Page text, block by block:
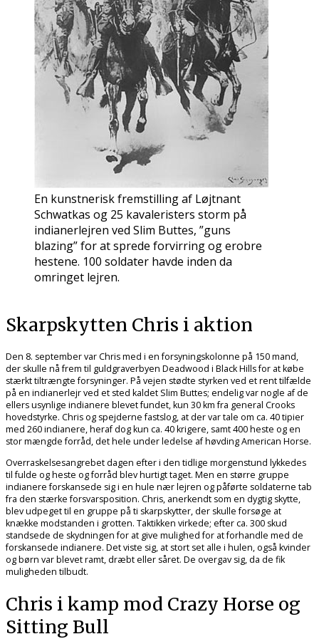
En kunstnerisk fremstilling af Løjtnant
Schwatkas og 25 kavaleristers storm på
indianerlejren ved Slim Buttes, ”guns
blazing” for at sprede forvirring og erobre
hestene. 100 soldater havde inden da
omringet lejren.
Skarpskytten Chris i aktion
Den 8. september var Chris med i en forsyningskolonne på 150 mand,
der skulle nå frem til guldgraverbyen Deadwood i Black Hills for at købe
stærkt tiltrængte forsyninger. På vejen stødte styrken ved et rent tilfælde
på en indianerlejr ved et sted kaldet Slim Buttes; endelig var nogle af de
ellers usynlige indianere blevet fundet, kun 30 km fra general Crooks
hovedstyrke. Chris og spejderne fastslog, at der var tale om ca. 40 tipier
med 260 indianere, heraf dog kun ca. 40 krigere, samt 400 heste og en
stor mængde forråd, det hele under ledelse af høvding American Horse.
Overraskelsesangrebet dagen efter i den tidlige morgenstund lykkedes
til fulde og heste og forråd blev hurtigt taget. Men en større gruppe
indianere forskansede sig i en hule nær lejren og påførte soldaterne tab
fra den stærke forsvarsposition. Chris, anerkendt som en dygtig skytte,
blev udpeget til en gruppe på ti skarpskytter, der skulle forsøge at
knække modstanden i grotten. Taktikken virkede; efter ca. 300 skud
standsede de skydningen for at give mulighed for at forhandle med de
forskansede indianere. Det viste sig, at stort set alle i hulen, også kvinder
og børn var blevet ramt, dræbt eller såret. De overgav sig, da de fik
muligheden tilbudt.
Chris i kamp mod Crazy Horse og
Sitting Bull